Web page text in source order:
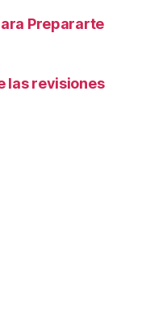
Prepararte
las revisiones